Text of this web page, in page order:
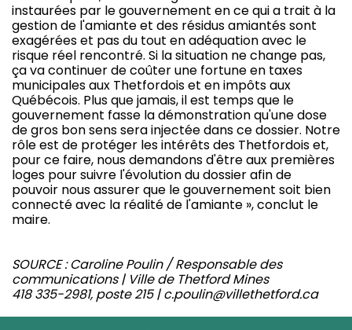
instaurées par le gouvernement en ce qui a trait à la
gestion de l'amiante et des résidus amiantés sont
exagérées et pas du tout en adéquation avec le
risque réel rencontré. Si la situation ne change pas,
ça va continuer de coûter une fortune en taxes
municipales aux Thetfordois et en impôts aux
Québécois. Plus que jamais, il est temps que le
gouvernement fasse la démonstration qu'une dose
de gros bon sens sera injectée dans ce dossier. Notre
rôle est de protéger les intérêts des Thetfordois et,
pour ce faire, nous demandons d'être aux premières
loges pour suivre l'évolution du dossier afin de
pouvoir nous assurer que le gouvernement soit bien
connecté avec la réalité de l'amiante », conclut le
maire.
SOURCE : Caroline Poulin / Responsable des
communications | Ville de Thetford Mines
418 335-2981, poste 215 | c.poulin@villethetford.ca